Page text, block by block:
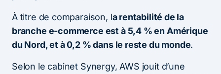
À titre de comparaison, la rentabilité de la
branche e-commerce est à 5,4 % en Amérique
du Nord, et à 0,2 % dans le reste du monde.
Selon le cabinet Synergy, AWS jouit d’une